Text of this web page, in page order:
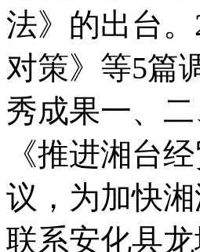
法》的出台
对策》等5篇
秀成果一、
《推进湘台
议，为加快
联系安化县